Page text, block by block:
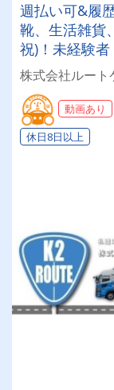
週払い可&履
靴、生活雑貨
祝)！未経験
取得時は50%
与・勤続給・
株式会社ルー
動画あり
休日8日以上